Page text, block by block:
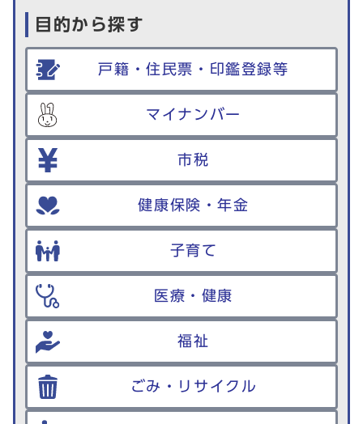
目的から探す
戸籍・住民票・印鑑登録等
マイナンバー
市税
健康保険・年金
子育て
医療・健康
福祉
ごみ・リサイクル